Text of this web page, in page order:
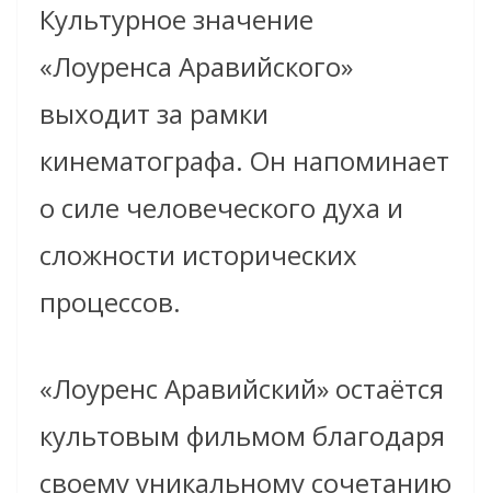
Культурное значение
«Лоуренса Аравийского»
выходит за рамки
кинематографа. Он напоминает
о силе человеческого духа и
сложности исторических
процессов.
«Лоуренс Аравийский» остаётся
культовым фильмом благодаря
своему уникальному сочетанию